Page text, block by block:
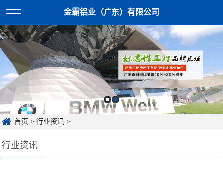
金霸铝业（广东）有限公司
首页 >行业资讯 >
行业资讯